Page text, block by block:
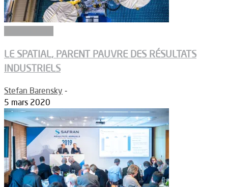
LE SPATIAL, PARENT PAUVRE DES RÉSULTATS
INDUSTRIELS
Stefan Barensky -
5 mars 2020